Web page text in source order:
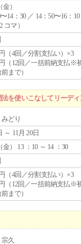
金）
14：30 ／ 14：50〜16：10
コマ）
（4回／分割支払い）×3
（12回／一括前納支払※
まで）
使いこなしてリーディ
どり
～ 11月 20日
金） 13 ：10 ～ 14 ：30
（4回／分割支払い）×3
（12回／一括前納支払※
まで）
久